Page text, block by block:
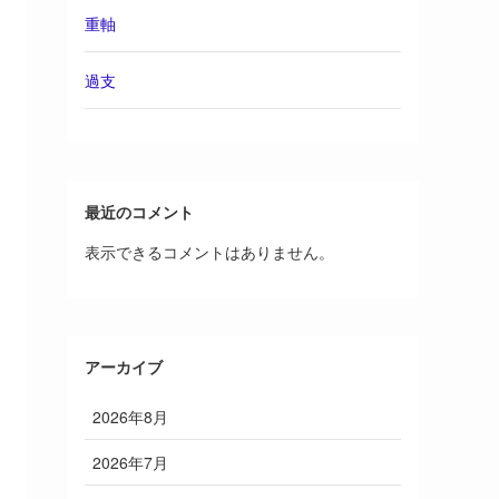
重軸
過支
最近のコメント
表示できるコメントはありません。
アーカイブ
2026年8月
2026年7月